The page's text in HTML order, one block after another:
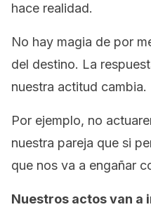
hace realidad.
No hay magia de por
del destino. La
nuestra actitud cambia.
Por ejemplo, no
nuestra pareja que si
que nos va a engañar
Nuestros actos van a